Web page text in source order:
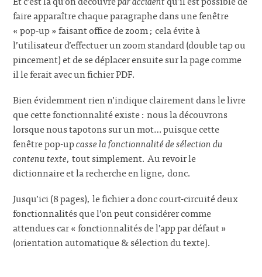
faire apparaître chaque paragraphe dans une fenêtre
« pop-up » faisant office de zoom ; cela évite à
l’utilisateur d’effectuer un zoom standard (double tap ou
pincement) et de se déplacer ensuite sur la page comme
il le ferait avec un fichier PDF.
Bien évidemment rien n’indique clairement dans le livre
que cette fonctionnalité existe : nous la découvrons
lorsque nous tapotons sur un mot… puisque cette
fenêtre pop-upcasse la fonctionnalité de sélection du
contenu texte, tout simplement. Au revoir le
dictionnaire et la recherche en ligne, donc.
Jusqu’ici (8 pages), le fichier a donc court-circuité deux
fonctionnalités que l’on peut considérer comme
attendues car « fonctionnalités de l’app par défaut »
(orientation automatique & sélection du texte).